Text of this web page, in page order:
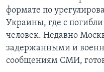
формате по
Украины, где с
человек. Недавно
задержанными и
сообщениям СМИ,